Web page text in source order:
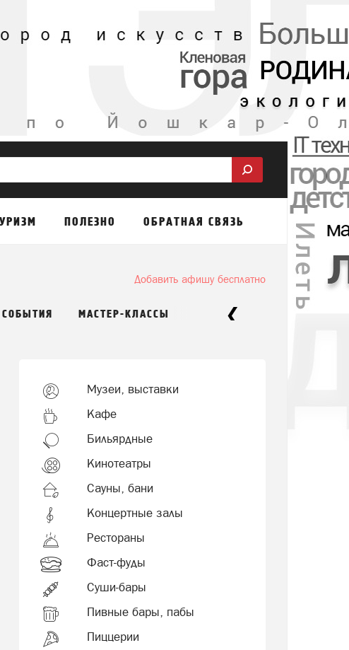
ПОЛЕЗНО ОБРАТНАЯ СВЯЗЬ
Добавить афишу бесплатно
СОБЫТИЯ МАСТЕР-КЛАССЫ ДЛЯ ДЕТЕЙ
Музеи, выставки
Кафе
Бильярдные
Кинотеатры
Сауны, бани
Концертные залы
Рестораны
Фаст-фуды
Суши-бары
Пивные бары, пабы
Пиццерии